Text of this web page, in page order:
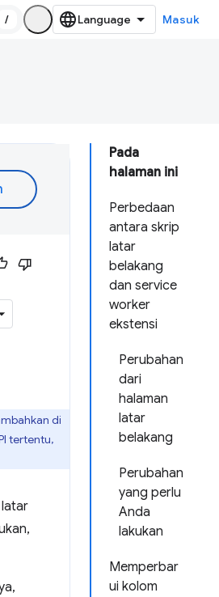
/ Masuk
Pada
halaman ini
Perbedaan
antara skrip
latar
belakang
dan service
worker
ekstensi
Perubahan
dari
halaman
latar
belakang
Perubahan
yang perlu
Anda
lakukan
Memperbar
ui kolom
di
tertentu,